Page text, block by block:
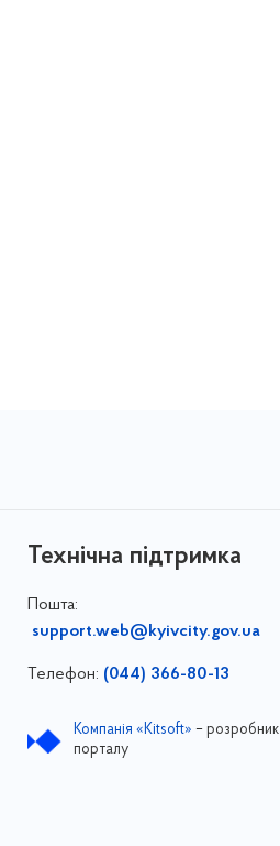
Технічна підтримка
Пошта:
support.web@kyivcity.gov.ua
Телефон: (044) 366-80-13
Компанія «Kitsoft» – розробник
порталу